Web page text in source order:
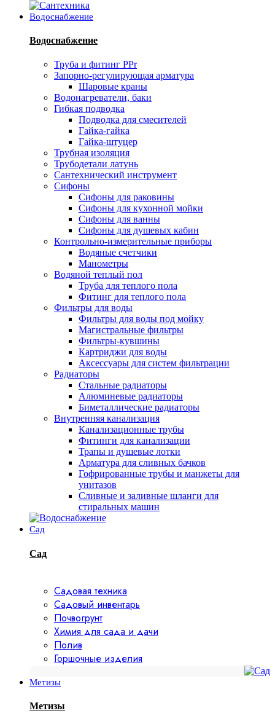
Водоснабжение
Водоснабжение
Труба и фитинг PPr
Запорно-регулирующая арматура
Шаровые краны
Водонагреватели, баки
Гибкая подводка
Подводка для смесителей
Гайка-гайка
Гайка-штуцер
Трубная изоляция
Трубодетали латунь
Сантехнический инструмент
Сифоны
Сифоны для раковины
Сифоны для кухонной мойки
Сифоны для ванны
Сифоны для душевых кабин
Контрольно-измерительные приборы
Водяные счетчики
Манометры
Водяной теплый пол
Труба для теплого пола
Фитинг для теплого пола
Фильтры для воды
Фильтры для воды под мойку
Магистральные фильтры
Фильтры-кувшины
Картриджи для воды
Аксессуары для систем фильтрации
Радиаторы
Стальные радиаторы
Алюминевые радиаторы
Биметаллические радиаторы
Внутренняя канализация
Канализационные трубы
Фитинги для канализации
Трапы и душевые лотки
Арматура для сливных бачков
Гофрированные трубы и манжеты для
унитазов
Сливные и заливные шланги для
стиральных машин
Сад
Сад
Садовая техника
Садовый инвентарь
Почвогрунт
Химия для сада и дачи
Полив
Горшочные изделия
Метизы
Метизы